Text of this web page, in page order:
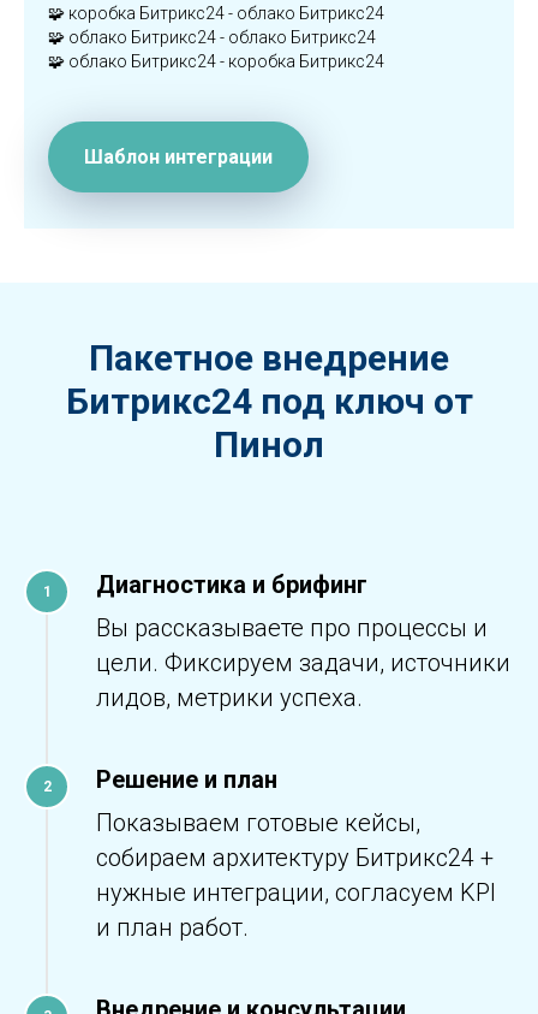
🧩 коробка Битрикс24 - облако Битрикс24
🧩 облако Битрикс24 - облако Битрикс24
🧩 облако Битрикс24 - коробка Битрикс24
Шаблон интеграции
Пакетное внедрение
Битрикс24 под ключ от
Пинол
Диагностика и брифинг
Вы рассказываете про процессы и
цели. Фиксируем задачи, источники
лидов, метрики успеха.
Решение и план
Показываем готовые кейсы,
собираем архитектуру Битрикс24 +
нужные интеграции, согласуем KPI
и план работ.